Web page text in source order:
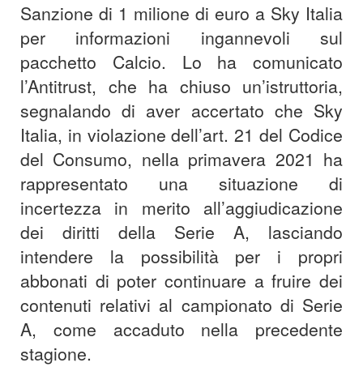
Sanzione di 1 milione di euro a Sky Italia
per informazioni ingannevoli sul
pacchetto Calcio. Lo ha comunicato
l’Antitrust, che ha chiuso un’istruttoria,
segnalando di aver accertato che Sky
Italia, in violazione dell’art. 21 del Codice
del Consumo, nella primavera 2021 ha
rappresentato una situazione di
incertezza in merito all’aggiudicazione
dei diritti della Serie A, lasciando
intendere la possibilità per i propri
abbonati di poter continuare a fruire dei
contenuti relativi al campionato di Serie
A, come accaduto nella precedente
stagione.